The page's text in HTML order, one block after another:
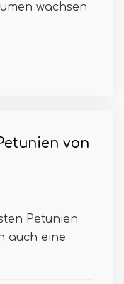
wachsen
von
Petunien
auch eine